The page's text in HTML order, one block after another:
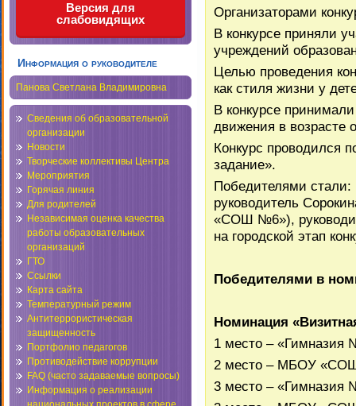
Версия для
слабовидящих
Информация о руководителе
Панова Светлана Владимировна
Сведения об образовательной
организации
Новости
Творческие коллективы Центра
Мероприятия
Горячая линия
Для родителей
Независимая оценка качества
работы образовательных
организаций
ГТО
Ссылки
Карта сайта
Температурный режим
Антитеррористическая
защищенность
Портфолио педагогов
Противодействие коррупции
FAQ (часто задаваемые вопросы)
Информация о реализации
Организаторами
В конкурсе приняли
учреждений
Целью проведения
как стиля жизни у
В конкурсе
движения в возрасте
Конкурс проводился
задание».
Победителями
руководитель
«СОШ №6»),
на городской этап
Победителями в
Номинация
1 место – «Гимназия
2 место – МБОУ
3 место – «Гимназия